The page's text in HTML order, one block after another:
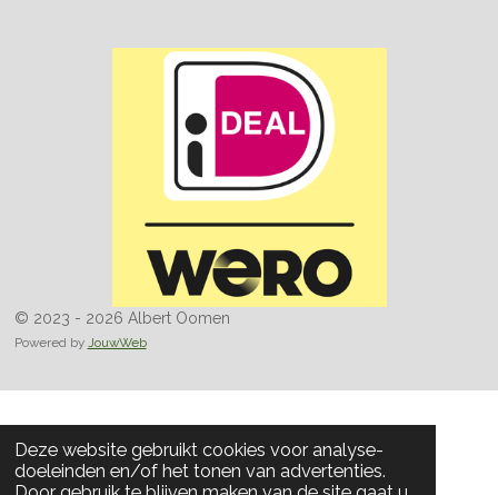
Deze website gebruikt cookies voor analyse-
doeleinden en/of het tonen van advertenties.
© 2023 - 2026 Albert Oomen
Powered by JouwWeb